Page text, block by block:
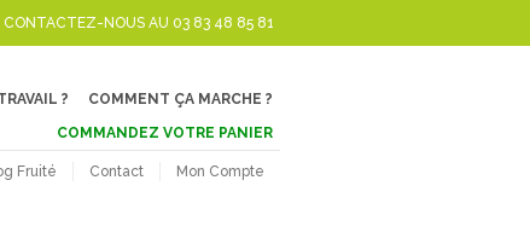
CONTACTEZ-NOUS AU 03 83 48 85 81
?
COMMENT ÇA MARCHE ?
COMMANDEZ VOTRE PANIER
Fruité Contact Mon Compte